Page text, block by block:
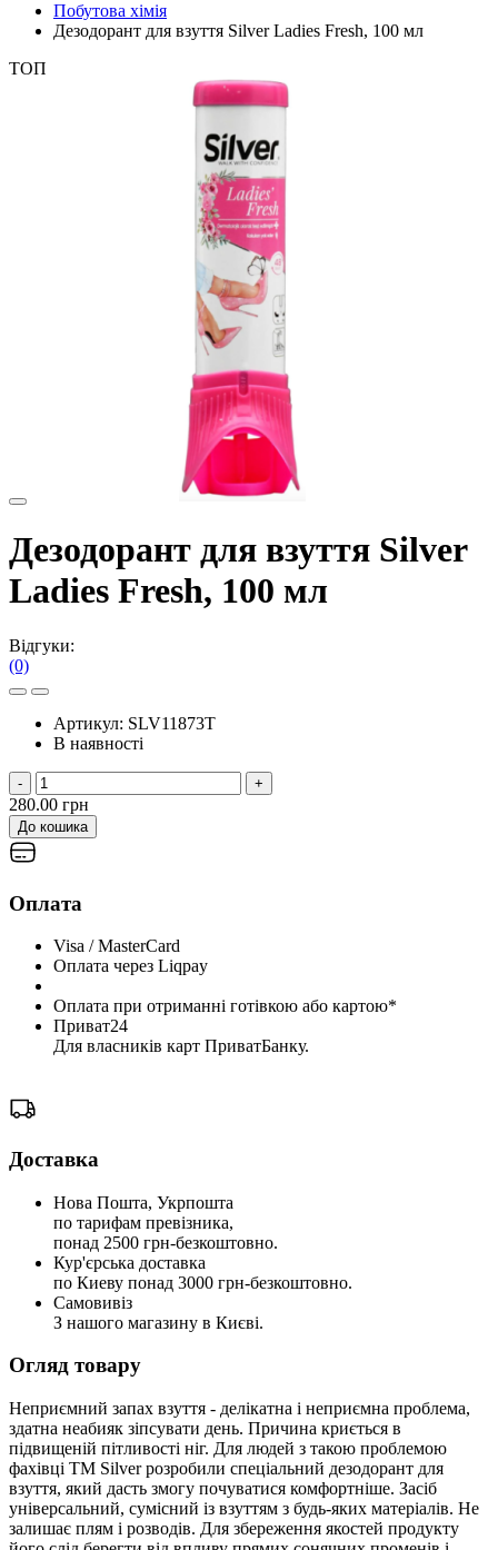
Побутова хімія
Дезодорант для взуття Silver Ladies Fresh, 100 мл
ТОП
Дезодорант для взуття Silver
Ladies Fresh, 100 мл
Відгуки:
(0)
Артикул: SLV11873T
В наявності
- +
280.00 грн
До кошика
Оплата
Visa / MasterCard
Оплата через Liqpay
Оплата при отриманні готівкою або картою*
Приват24
Для власників карт ПриватБанку.
Доставка
Нова Пошта, Укрпошта
по тарифам превізника,
понад 2500 грн-безкоштовно.
Кур'єрська доставка
по Киеву понад 3000 грн-безкоштовно.
Самовивіз
З нашого магазину в Києві.
Огляд товару
Неприємний запах взуття - делікатна і неприємна проблема,
здатна неабияк зіпсувати день. Причина криється в
підвищеній пітливості ніг. Для людей з такою проблемою
фахівці ТМ Silver розробили спеціальний дезодорант для
взуття, який дасть змогу почуватися комфортніше. Засіб
універсальний, сумісний із взуттям з будь-яких матеріалів. Не
залишає плям і розводів. Для збереження якостей продукту